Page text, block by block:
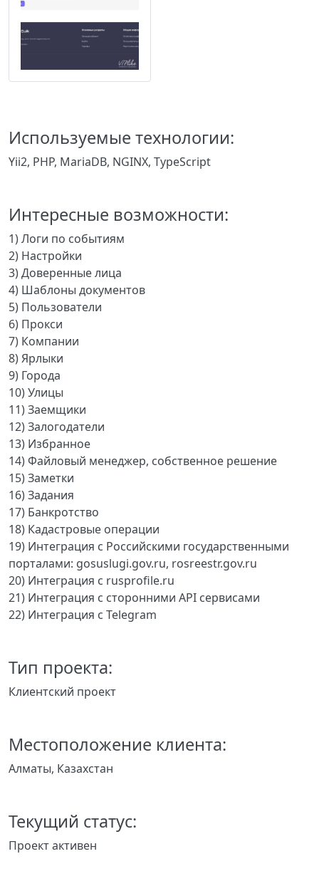
Используемые технологии:
Yii2, PHP, MariaDB, NGINX, TypeScript
Интересные возможности:
1) Логи по событиям
2) Настройки
3) Доверенные лица
4) Шаблоны документов
5) Пользователи
6) Прокси
7) Компании
8) Ярлыки
9) Города
10) Улицы
11) Заемщики
12) Залогодатели
13) Избранное
14) Файловый менеджер, собственное решение
15) Заметки
16) Задания
17) Банкротство
18) Кадастровые операции
19) Интеграция с Российскими государственными
порталами: gosuslugi.gov.ru, rosreestr.gov.ru
20) Интеграция с rusprofile.ru
21) Интеграция с сторонними API сервисами
22) Интеграция с Telegram
Тип проекта:
Клиентский проект
Местоположение клиента:
Алматы, Казахстан
Текущий статус:
Проект активен